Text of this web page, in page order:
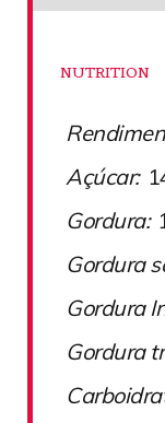
NUTRITION
Açúcar:
Gordura:
Gordura
Gordura
Gordura